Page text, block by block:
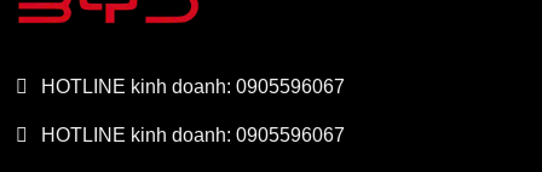
HOTLINE kinh doanh: 0905596067
HOTLINE kinh doanh: 0905596067